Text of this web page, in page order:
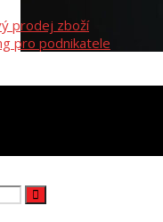
prodej zboží
pro podnikatele